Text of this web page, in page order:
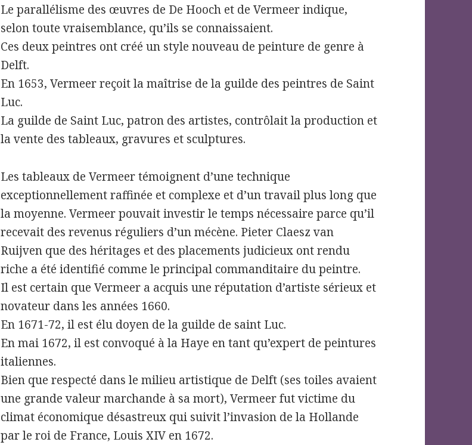
Le parallélisme des œuvres de De Hooch et de Vermeer indique,
selon toute vraisemblance, qu’ils se connaissaient.
Ces deux peintres ont créé un style nouveau de peinture de genre à
Delft.
En 1653, Vermeer reçoit la maîtrise de la guilde des peintres de Saint
Luc.
La guilde de Saint Luc, patron des artistes, contrôlait la production et
la vente des tableaux, gravures et sculptures.
Les tableaux de Vermeer témoignent d’une technique
exceptionnellement raffinée et complexe et d’un travail plus long que
la moyenne. Vermeer pouvait investir le temps nécessaire parce qu’il
recevait des revenus réguliers d’un mécène. Pieter Claesz van
Ruijven que des héritages et des placements judicieux ont rendu
riche a été identifié comme le principal commanditaire du peintre.
Il est certain que Vermeer a acquis une réputation d’artiste sérieux et
novateur dans les années 1660.
En 1671-72, il est élu doyen de la guilde de saint Luc.
En mai 1672, il est convoqué à la Haye en tant qu’expert de peintures
italiennes.
Bien que respecté dans le milieu artistique de Delft (ses toiles avaient
une grande valeur marchande à sa mort), Vermeer fut victime du
climat économique désastreux qui suivit l’invasion de la Hollande
par le roi de France, Louis XIV en 1672.